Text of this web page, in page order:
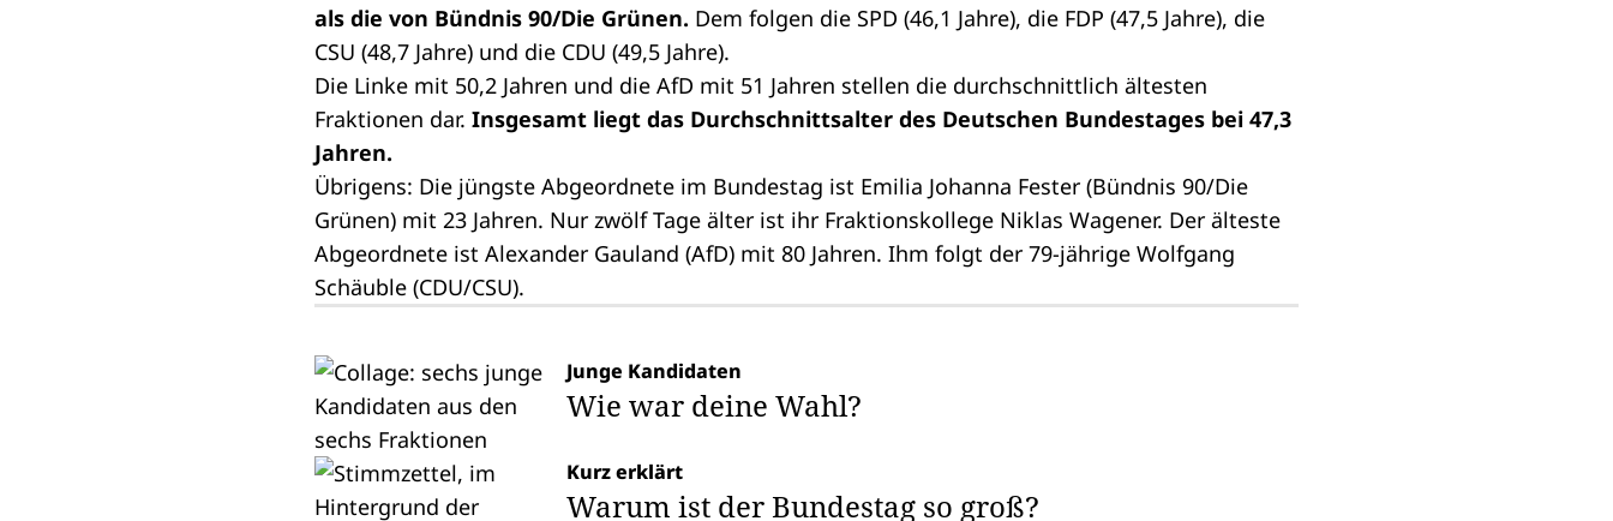
als die von Bündnis 90/Die Grünen. Dem folgen die SPD (46,1 Jahre), die FDP (47,5 Jahre), die
CSU (48,7 Jahre) und die CDU (49,5 Jahre).
Die Linke mit 50,2 Jahren und die AfD mit 51 Jahren stellen die durchschnittlich ältesten
Fraktionen dar. Insgesamt liegt das Durchschnittsalter des Deutschen Bundestages bei 47,3
Jahren.
Übrigens: Die jüngste Abgeordnete im Bundestag ist Emilia Johanna Fester (Bündnis 90/Die
Grünen) mit 23 Jahren. Nur zwölf Tage älter ist ihr Fraktionskollege Niklas Wagener. Der älteste
Abgeordnete ist Alexander Gauland (AfD) mit 80 Jahren. Ihm folgt der 79-jährige Wolfgang
Schäuble (CDU/CSU).
Junge Kandidaten
Wie war deine Wahl?
Kurz erklärt
Warum ist der Bundestag so groß?